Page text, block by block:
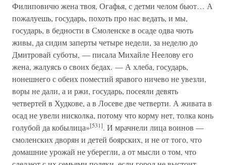
Филиповичю жена твоя, Огафья, с детми челом бьют… А
пожалуешь, государь, похоть про нас ведать, и мы,
государь, в бедности в Смоленске в осаде одва чють
живы, да сидим заперты четыре недели, за неделю до
Дмитровай суботы, — писала Михайле Неелову его
жена, жалуясь о своих бедах. — А хлеба, государь,
нонешнего с обеих поместий яравого ничево не увезли,
воры не дали, а и ржи, государь, посеяли девять
четвертей в Худкове, а в Лосеве две четверти. А живата в
осад не увели нисколка, потому что корму нет, толка конь
голубой да кобылица»[531]. И мрачнели лица воинов —
смоленских дворян и детей боярских, и не от того, что
домашние урожай не уберегли, а от мысли о том, что